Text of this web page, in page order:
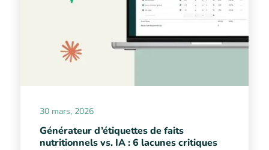
30 mars, 2026
Générateur d’étiquettes de faits
nutritionnels vs. IA : 6 lacunes critiques